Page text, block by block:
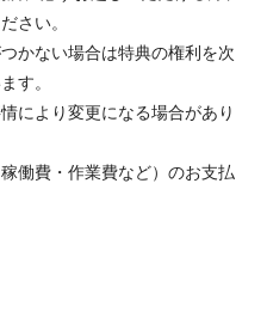
さい。
かない場合は特典の権利を次
す。
により変更になる場合があり
働費・作業費など）のお支払